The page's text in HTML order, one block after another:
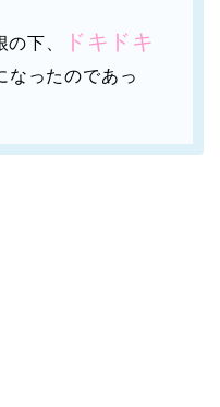
下、
ドキドキ
なったのであっ